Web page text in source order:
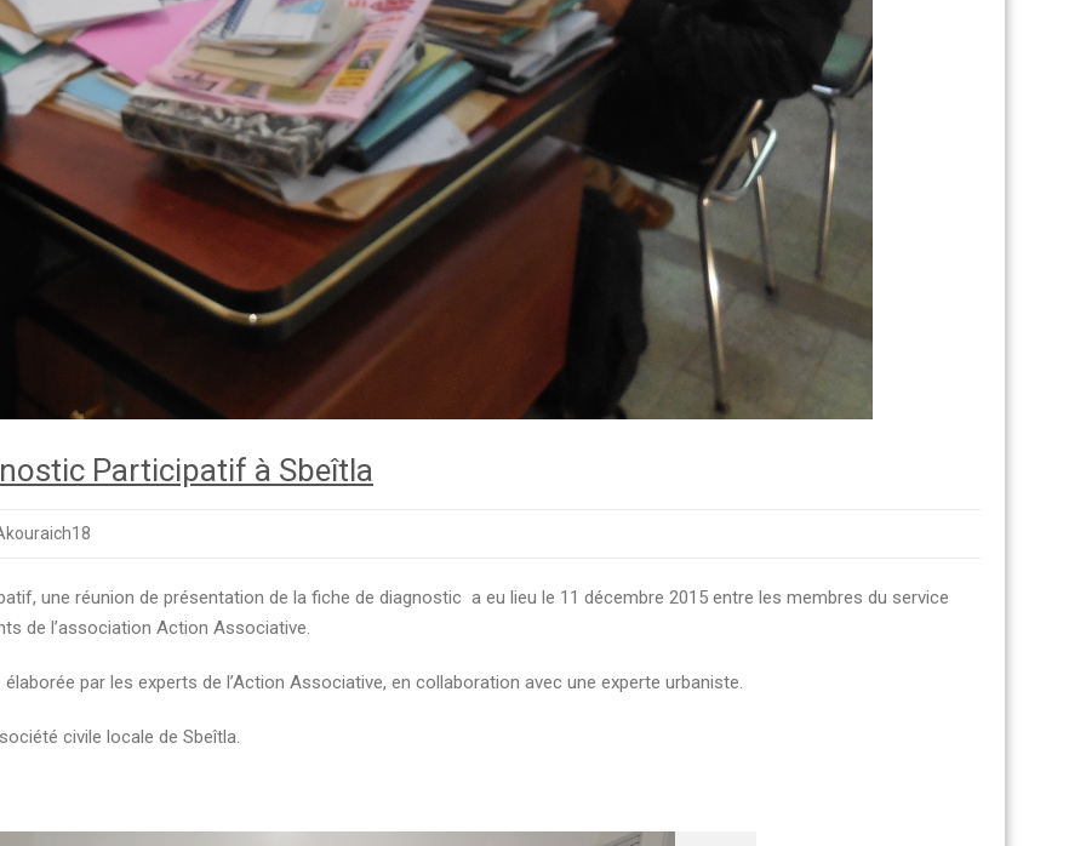
Participatif à Sbeîtla
une réunion de présentation de la fiche de diagnostic a eu lieu le 11 décembre 2015 entre les membres du service
de l’association Action Associative.
par les experts de l’Action Associative, en collaboration avec une experte urbaniste.
civile locale de Sbeîtla.